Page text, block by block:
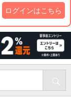
ログインはこちら